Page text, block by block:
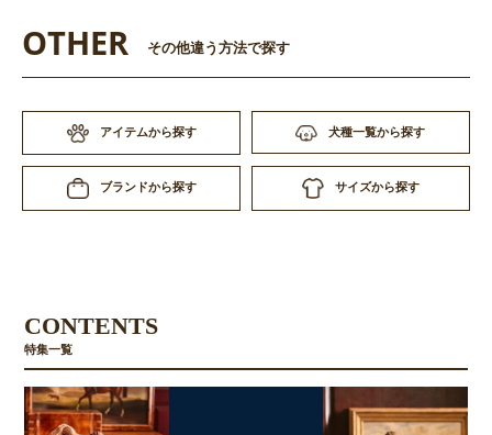
OTHER その他違う方法で探す
アイテムから探す 犬種一覧から探す
ブランドから探す サイズから探す
CONTENTS
特集一覧